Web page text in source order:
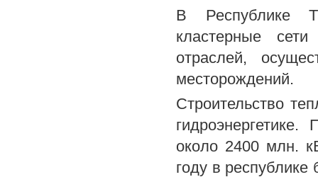
В Республике
кластерные
отраслей,
месторождений.
Строительство
около 2400 млн.
году в